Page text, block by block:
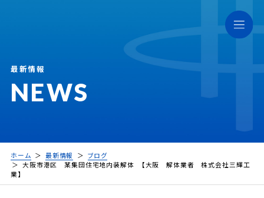
NEWS
最新情報
ホーム 最新情報
ブログ
大阪市港区 某集団住宅地内装解体 【大阪 解体業者 株式会社三輝工
業】